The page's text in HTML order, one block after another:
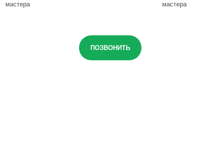
мастера
мастера
ПОЗВОНИТЬ